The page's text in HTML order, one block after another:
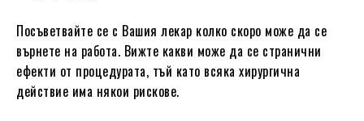
Посъветвайте се с Вашия лекар колко скоро може да се
върнете на работа. Вижте какви може да се странични
ефекти от процедурата, тъй като всяка хирургична
действие има някои рискове.